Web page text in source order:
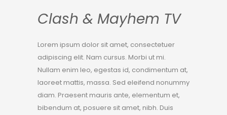
Clash & Mayhem TV
Lorem ipsum dolor sit amet, consectetuer
adipiscing elit. Nam cursus. Morbi ut mi.
Nullam enim leo, egestas id, condimentum at,
laoreet mattis, massa. Sed eleifend nonummy
diam. Praesent mauris ante, elementum et,
bibendum at, posuere sit amet, nibh. Duis